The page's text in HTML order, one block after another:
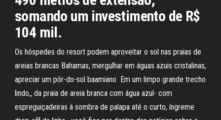
somando um investimento de R$
104 mil.
Os hóspedes do resort podem aproveitar o sol nas praias de
areias brancas Bahamas, mergulhar em águas azuis cristalinas,
apreciar um pôr-do-sol baamiano Em um limpo grande trecho
lindo,, da praia de areia branca com água azul- com
espreguiçadeiras à sombra de palapa até o curto, íngreme